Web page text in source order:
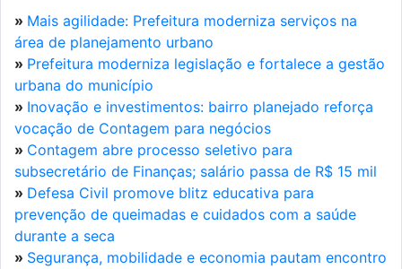
» Mais agilidade: Prefeitura moderniza serviços na
área de planejamento urbano
» Prefeitura moderniza legislação e fortalece a gestão
urbana do município
» Inovação e investimentos: bairro planejado reforça
vocação de Contagem para negócios
» Contagem abre processo seletivo para
subsecretário de Finanças; salário passa de R$ 15 mil
» Defesa Civil promove blitz educativa para
prevenção de queimadas e cuidados com a saúde
durante a seca
» Segurança, mobilidade e economia pautam encontro